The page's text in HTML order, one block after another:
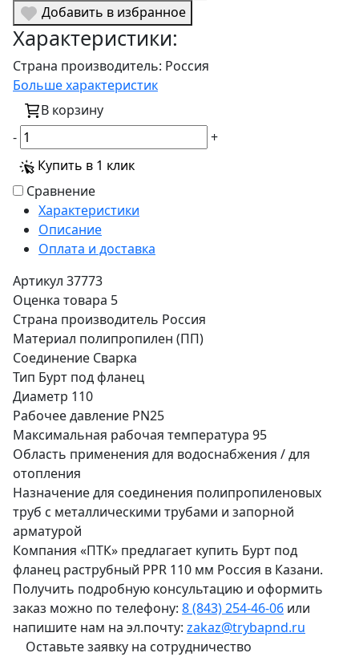
Добавить в избранное
Характеристики:
Страна производитель: Россия
Больше характеристик
В корзину
-
+
Купить в 1 клик
Сравнение
Характеристики
Описание
Оплата и доставка
Артикул 37773
Оценка товара 5
Страна производитель Россия
Материал полипропилен (ПП)
Соединение Сварка
Тип Бурт под фланец
Диаметр 110
Рабочее давление PN25
Максимальная рабочая температура 95
Область применения для водоснабжения / для
отопления
Назначениедля соединения полипропиленовых
труб с металлическими трубами и запорной
арматурой
Компания «ПТК» предлагает купить Бурт под
фланец раструбный PPR 110 мм Россия в Казани.
Получить подробную консультацию и оформить
заказ можно по телефону: 8 (843) 254-46-06 или
напишите нам на эл.почту: zakaz@trybapnd.ru
Оставьте заявку на сотрудничество